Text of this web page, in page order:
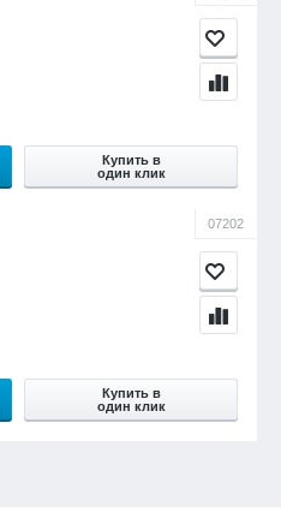
Купить в
один клик
07202
Купить в
один клик